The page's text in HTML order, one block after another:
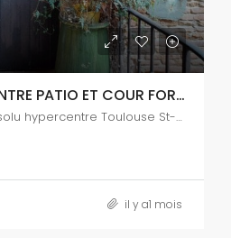
T3/4 UN COCON ENTRE PATIO ET COUR FORAINE
Grand T3/4 calme absolu hypercentre Toulouse St-Cyprien
il y a1 mois